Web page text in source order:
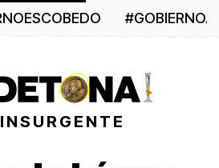
INSURGENTE